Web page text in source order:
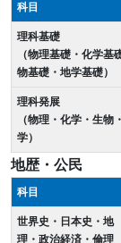
科目
理科基礎
（物理基礎・化学基
物基礎・地学基礎）
理科発展
（物理・化学・生物
学）
地歴・公民
科目
世界史・日本史・地
理・政治経済・倫理